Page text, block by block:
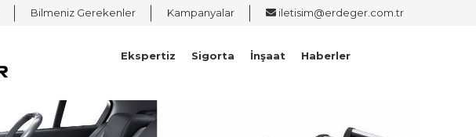
Bilmeniz Gerekenler Kampanyalar iletisim@erdeger.com.tr
Ekspertiz Sigorta İnşaat Haberler